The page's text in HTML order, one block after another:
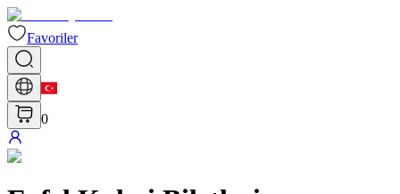
Favoriler
0